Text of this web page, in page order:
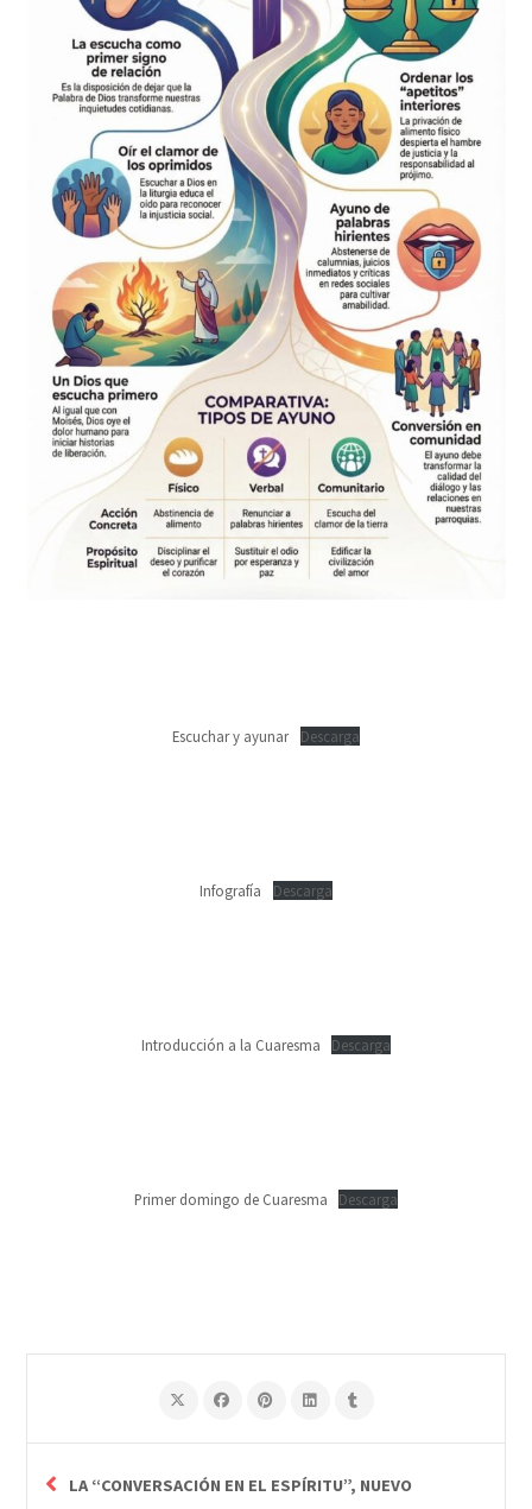
Escuchar y ayunar Descarga
Infografía Descarga
Introducción a la Cuaresma Descarga
Primer domingo de Cuaresma Descarga
LA “CONVERSACIÓN EN EL ESPÍRITU”, NUEVO